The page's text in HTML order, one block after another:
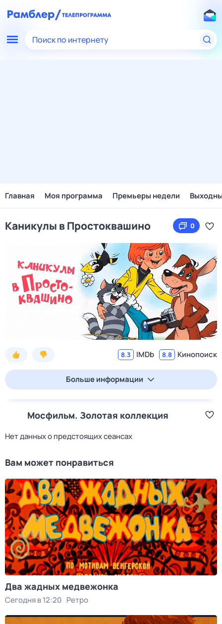
Поиск по интернету
Главная Моя программа Премьеры недели
Каникулы в Простоквашино 0
8.3 IMDb 8.8 Кинопоиск
Больше информации
Мосфильм. Золотая коллекция
Нет данных о предстоящих сеансах
Вам может понравиться
Два жадных медвежонка
Сегодня в 12:20 Ретро